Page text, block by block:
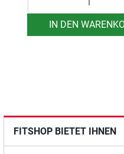
IN DEN
FITSHOP BIETET IHNEN